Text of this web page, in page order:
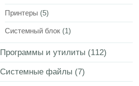
Принтеры (5)
Системный блок (1)
Программы и утилиты (112)
Системные файлы (7)